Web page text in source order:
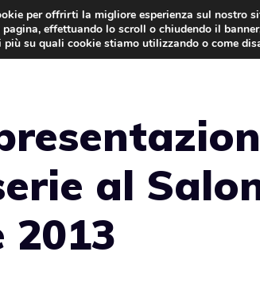
al
per offrirti la migliore esperienza sul nostro
effettuando lo scroll o chiudendo il
più su quali cookie stiamo utilizzando o come